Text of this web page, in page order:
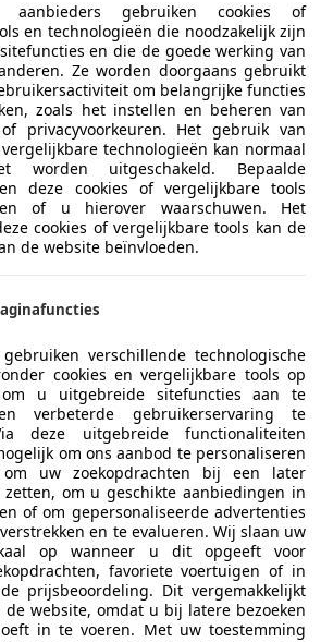
2.5 Td5 E GANT Uitvoering Zeer netjes
gebruiken cookies of
en technologieën die noodzakelijk zijn
en die de goede werking van
Ze worden doorgaans gebruikt
om belangrijke functies
zoals het instellen en beheren van
privacyvoorkeuren. Het gebruik van
technologieën kan normaal
worden uitgeschakeld. Bepaalde
deze cookies of vergelijkbare tools
of u hierover waarschuwen. Het
cookies of vergelijkbare tools kan de
de website beïnvloeden.
verschillende technologische
cookies en vergelijkbare tools op
u uitgebreide sitefuncties aan te
verbeterde gebruikerservaring te
deze uitgebreide functionaliteiten
om ons aanbod te personaliseren
uw zoekopdrachten bij een later
zetten, om u geschikte aanbiedingen in
of om gepersonaliseerde advertenties
en te evalueren. Wij slaan uw
op wanneer u dit opgeeft voor
favoriete voertuigen of in
prijsbeoordeling. Dit vergemakkelijkt
website, omdat u bij latere bezoeken
in te voeren. Met uw toestemming